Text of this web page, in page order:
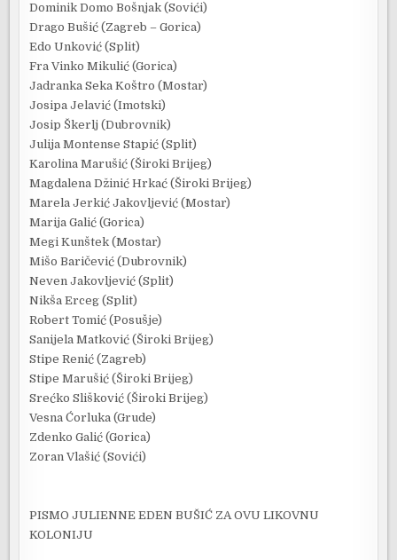
Dominik Domo Bošnjak (Sovići)
Drago Bušić (Zagreb – Gorica)
Edo Unković (Split)
Fra Vinko Mikulić (Gorica)
Jadranka Seka Koštro (Mostar)
Josipa Jelavić (Imotski)
Josip Škerlj (Dubrovnik)
Julija Montense Stapić (Split)
Karolina Marušić (Široki Brijeg)
Magdalena Džinić Hrkać (Široki Brijeg)
Marela Jerkić Jakovljević (Mostar)
Marija Galić (Gorica)
Megi Kunštek (Mostar)
Mišo Baričević (Dubrovnik)
Neven Jakovljević (Split)
Nikša Erceg (Split)
Robert Tomić (Posušje)
Sanijela Matković (Široki Brijeg)
Stipe Renić (Zagreb)
Stipe Marušić (Široki Brijeg)
Srećko Slišković (Široki Brijeg)
Vesna Ćorluka (Grude)
Zdenko Galić (Gorica)
Zoran Vlašić (Sovići)
PISMO JULIENNE EDEN BUŠIĆ ZA OVU LIKOVNU
KOLONIJU